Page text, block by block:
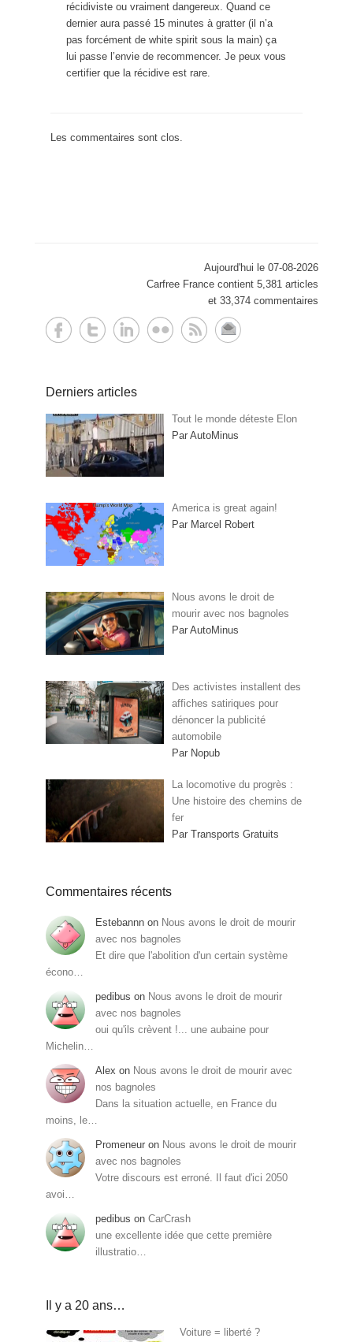
récidiviste ou vraiment dangereux. Quand ce
dernier aura passé 15 minutes à gratter (il n’a
pas forcément de white spirit sous la main) ça
lui passe l’envie de recommencer. Je peux vous
certifier que la récidive est rare.
Les commentaires sont clos.
Aujourd'hui le 07-08-2026
Carfree France contient 5,381 articles
et 33,374 commentaires
Derniers articles
Tout le monde déteste Elon
Par AutoMinus
America is great again!
Par Marcel Robert
Nous avons le droit de
mourir avec nos bagnoles
Par AutoMinus
Des activistes installent des
affiches satiriques pour
dénoncer la publicité
automobile
Par Nopub
La locomotive du progrès :
Une histoire des chemins de
fer
Par Transports Gratuits
Commentaires récents
Estebannn on Nous avons le droit de mourir
avec nos bagnoles
Et dire que l'abolition d'un certain système
écono…
pedibus on Nous avons le droit de mourir
avec nos bagnoles
oui qu'ils crèvent !... une aubaine pour
Michelin…
Alex on Nous avons le droit de mourir avec
nos bagnoles
Dans la situation actuelle, en France du
moins, le…
Promeneur on Nous avons le droit de mourir
avec nos bagnoles
Votre discours est erroné. Il faut d'ici 2050
avoi…
pedibus on CarCrash
une excellente idée que cette première
illustratio…
Il y a 20 ans…
Voiture = liberté ?